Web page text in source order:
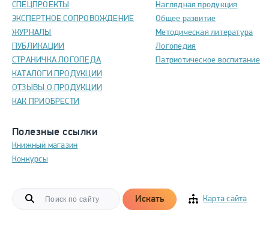
СПЕЦПРОЕКТЫ
ЭКСПЕРТНОЕ СОПРОВОЖДЕНИЕ
ЖУРНАЛЫ
ПУБЛИКАЦИИ
СТРАНИЧКА ЛОГОПЕДА
КАТАЛОГИ ПРОДУКЦИИ
ОТЗЫВЫ О ПРОДУКЦИИ
КАК ПРИОБРЕСТИ
Полезные ссылки
Книжный магазин
Конкурсы
Наглядная продукция
Общее развитие
Методическая литература
Логопедия
Патриотическое воспитание
Искать Карта сайта